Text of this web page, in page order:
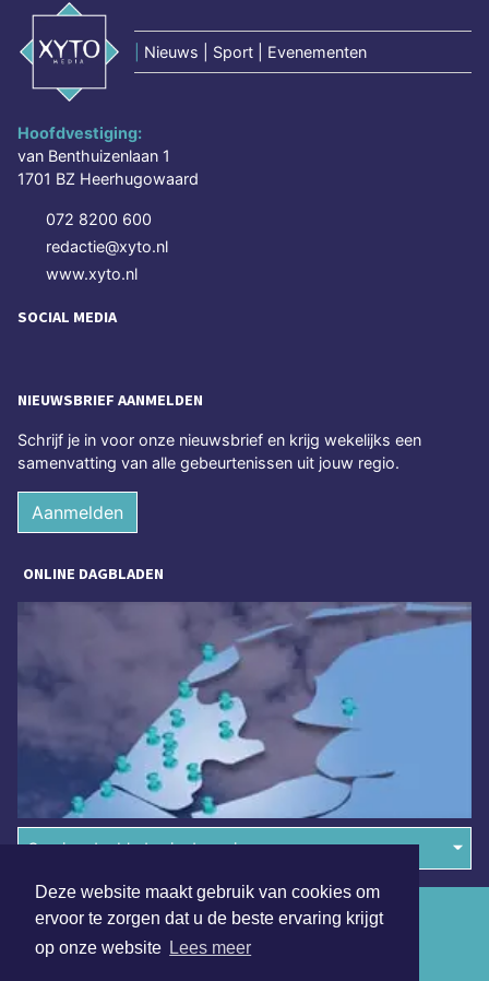
Deze website maakt gebruik van cookies om
ervoor te zorgen dat u de beste ervaring krijgt
op onze website Lees meer
Nieuws | Sport | Evenementen
Hoofdvestiging:
van Benthuizenlaan 1
1701 BZ Heerhugowaard
072 8200 600
redactie@xyto.nl
www.xyto.nl
SOCIAL MEDIA
NIEUWSBRIEF AANMELDEN
Schrijf je in voor onze nieuwsbrief en krijg wekelijks een
samenvatting van alle gebeurtenissen uit jouw regio.
Aanmelden
ONLINE DAGBLADEN
Overige dagbladen in de regio
Algemene voorwaarden
Disclaimer